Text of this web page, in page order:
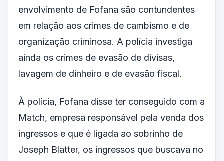
envolvimento de Fofana são contundentes
em relação aos crimes de cambismo e de
organização criminosa. A polícia investiga
ainda os crimes de evasão de divisas,
lavagem de dinheiro e de evasão fiscal.
À polícia, Fofana disse ter conseguido com a
Match, empresa responsável pela venda dos
ingressos e que é ligada ao sobrinho de
Joseph Blatter, os ingressos que buscava no